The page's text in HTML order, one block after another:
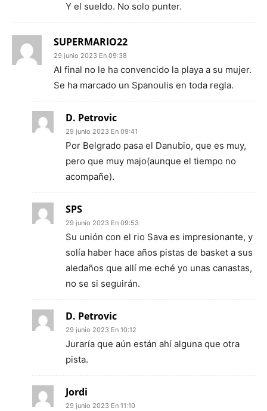
Y el sueldo. No solo punter.
SUPERMARIO22
29 junio 2023 En 09:38
Al final no le ha convencido la playa a su mujer.
Se ha marcado un Spanoulis en toda regla.
D. Petrovic
29 junio 2023 En 09:41
Por Belgrado pasa el Danubio, que es muy,
pero que muy majo(aunque el tiempo no
acompañe).
SPS
29 junio 2023 En 09:53
Su unión con el rio Sava es impresionante, y
solía haber hace años pistas de basket a sus
aledaños que allí me eché yo unas canastas,
no se si seguirán.
D. Petrovic
29 junio 2023 En 10:12
Juraría que aún están ahí alguna que otra
pista.
Jordi
29 junio 2023 En 11:10